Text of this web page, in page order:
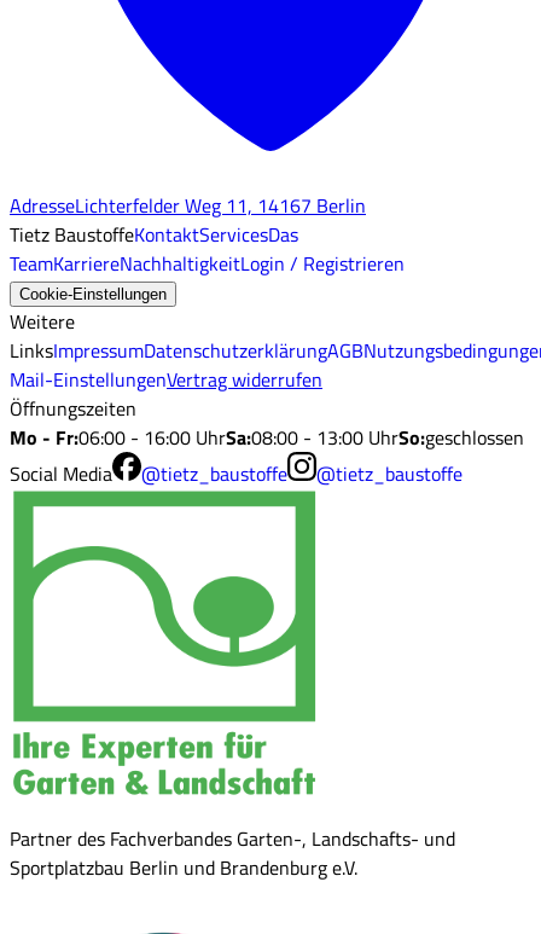
AdresseLichterfelder Weg 11, 14167 Berlin
Tietz BaustoffeKontaktServicesDas
TeamKarriereNachhaltigkeitLogin / Registrieren
Cookie-Einstellungen
Weitere
LinksImpressumDatenschutzerklärungAGB
Mail-EinstellungenVertrag widerrufen
Öffnungszeiten
Mo - Fr:06:00 - 16:00 UhrSa:08:00 - 13:00 UhrSo:geschlossen
Social Media
@tietz_baustoffe @tietz_baustoffe
Partner des Fachverbandes Garten-, Landschafts- und
Sportplatzbau Berlin und Brandenburg e.V.